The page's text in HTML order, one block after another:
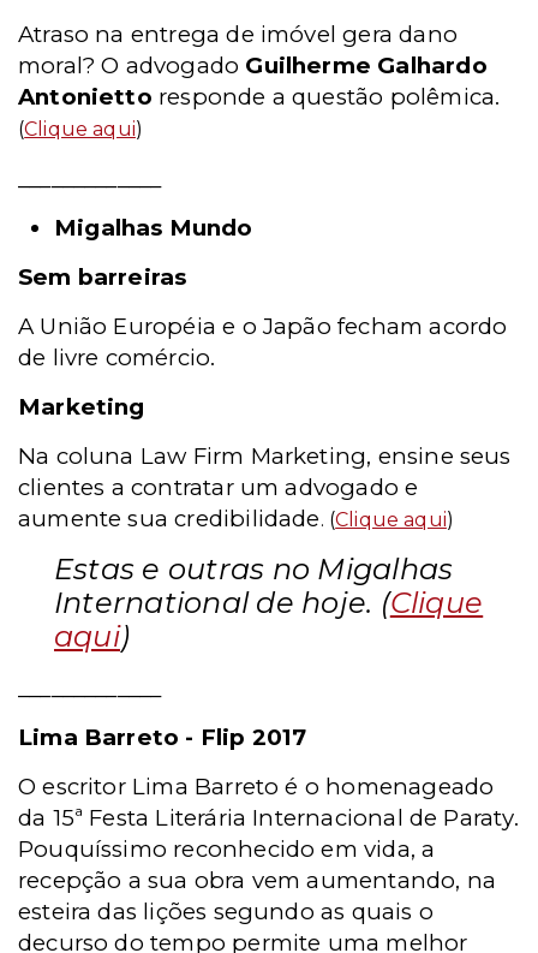
Atraso na entrega de imóvel gera dano
moral? O advogado Guilherme Galhardo
Antonietto responde a questão polêmica.
(Clique aqui)
Migalhas Mundo
Sem barreiras
A União Européia e o Japão fecham acordo
de livre comércio.
Marketing
Na coluna Law Firm Marketing, ensine seus
clientes a contratar um advogado e
aumente sua credibilidade. (Clique aqui)
Estas e outras no Migalhas
International de hoje. (Clique
aqui)
Lima Barreto - Flip 2017
O escritor Lima Barreto é o homenageado
da 15ª Festa Literária Internacional de Paraty.
Pouquíssimo reconhecido em vida, a
recepção a sua obra vem aumentando, na
esteira das lições segundo as quais o
decurso do tempo permite uma melhor